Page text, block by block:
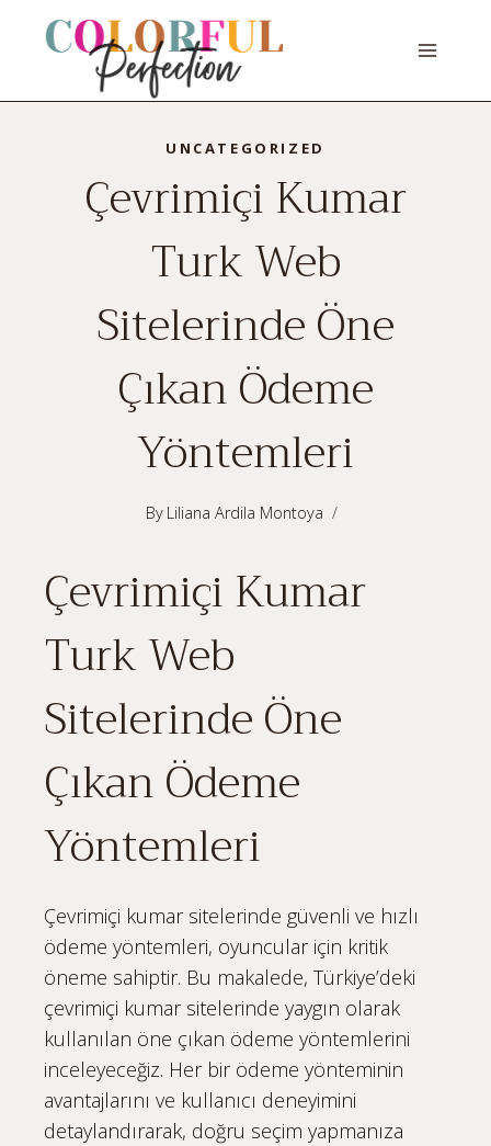
UNCATEGORIZED
Çevrimiçi Kumar
Turk Web
Sitelerinde Öne
Çıkan Ödeme
Yöntemleri
By Liliana Ardila Montoya
Çevrimiçi Kumar
Turk Web
Sitelerinde Öne
Çıkan Ödeme
Yöntemleri
Çevrimiçi kumar sitelerinde güvenli ve hızlı
ödeme yöntemleri, oyuncular için kritik
öneme sahiptir. Bu makalede, Türkiye’deki
çevrimiçi kumar sitelerinde yaygın olarak
kullanılan öne çıkan ödeme yöntemlerini
inceleyeceğiz. Her bir ödeme yönteminin
avantajlarını ve kullanıcı deneyimini
detaylandırarak, doğru seçim yapmanıza